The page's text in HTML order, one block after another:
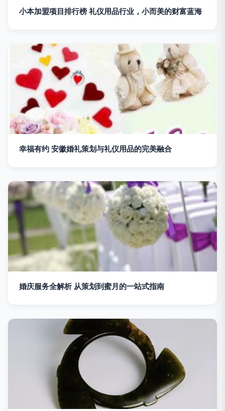
小本加盟项目排行榜 礼仪用品行业，小而美的财富蓝海
幸福有约 安徽婚礼策划与礼仪用品的完美融合
婚庆服务全解析 从策划到蜜月的一站式指南